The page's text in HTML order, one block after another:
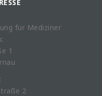
für Mediziner
1
2